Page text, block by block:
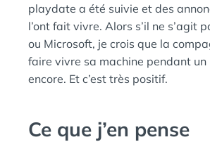
playdate a été suivie et des
l’ont fait vivre. Alors s’il ne s’agit
ou Microsoft, je crois que la
faire vivre sa machine pendant un
encore. Et c’est très positif.
Ce que j’en pense